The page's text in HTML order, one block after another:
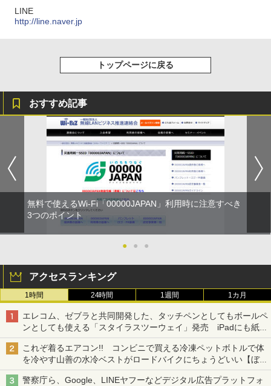
LINE
http://line.naver.jp
トップページに戻る
おすすめ記事
無料で使えるWi-Fi「00000JAPAN」利用時に注意すべき
3つのポイント
● ● ●
アクセスランキング
1時間 24時間 1週間 1カ月
エレコム、ゼブラと共同開発した、タッチペンとしてもボールペ
ンとしても使える「スタイラスツーウェイ」発売 iPadにも紙に
も、持ち替えずに書き込める
これぞ着るエアコン!! コンビニで買える冷凍ペットボトルで体
を冷やす山善の水冷ベストがロードバイクにちょうどいい【ぼっ
ち・ざ・ろーど！その14】【空いた時間でなにしてる？】
警察庁ら、Google、LINEヤフーなどデジタル広告プラットフォ